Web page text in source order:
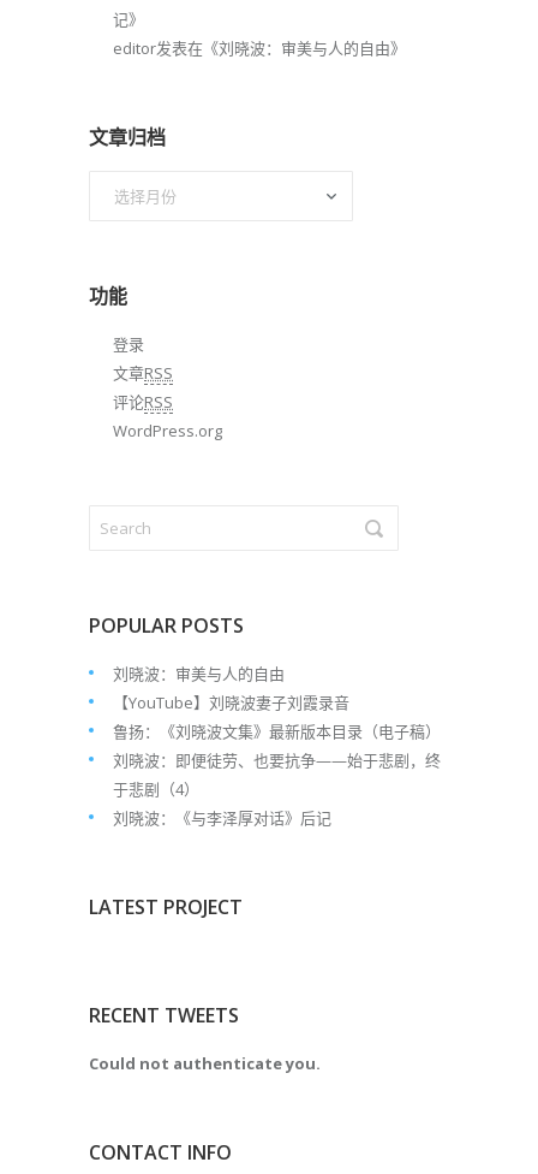
记》
editor发表在《刘晓波：审美与人的自由》
文章归档
功能
登录
文章RSS
评论RSS
WordPress.org
POPULAR POSTS
刘晓波：审美与人的自由
【YouTube】刘晓波妻子刘霞录音
鲁扬：《刘晓波文集》最新版本目录（电子稿）
刘晓波：即便徒劳、也要抗争——始于悲剧，终
于悲剧（4）
刘晓波：《与李泽厚对话》后记
LATEST PROJECT
RECENT TWEETS
Could not authenticate you.
CONTACT INFO